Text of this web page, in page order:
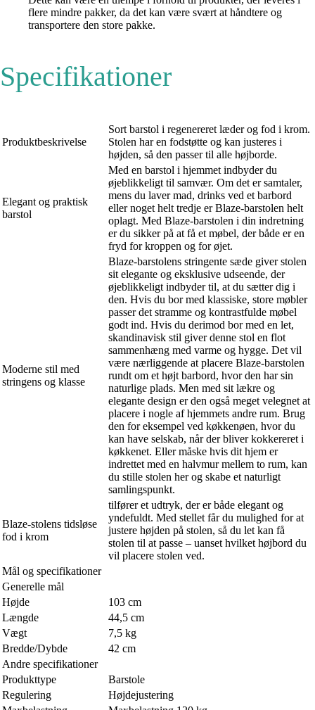
flere mindre pakker, da det kan være svært at håndtere og
transportere den store pakke.
Specifikationer
Produktbeskrivelse
Sort barstol i regenereret læder og fod i krom.
Stolen har en fodstøtte og kan justeres i
højden, så den passer til alle højborde.
Elegant og praktisk
barstol
Med en barstol i hjemmet indbyder du
øjeblikkeligt til samvær. Om det er samtaler,
mens du laver mad, drinks ved et barbord
eller noget helt tredje er Blaze-barstolen helt
oplagt. Med Blaze-barstolen i din indretning
er du sikker på at få et møbel, der både er en
fryd for kroppen og for øjet.
Moderne stil med
stringens og klasse
Blaze-barstolens stringente sæde giver stolen
sit elegante og eksklusive udseende, der
øjeblikkeligt indbyder til, at du sætter dig i
den. Hvis du bor med klassiske, store møbler
passer det stramme og kontrastfulde møbel
godt ind. Hvis du derimod bor med en let,
skandinavisk stil giver denne stol en flot
sammenhæng med varme og hygge. Det vil
være nærliggende at placere Blaze-barstolen
rundt om et højt barbord, hvor den har sin
naturlige plads. Men med sit lækre og
elegante design er den også meget velegnet at
placere i nogle af hjemmets andre rum. Brug
den for eksempel ved køkkenøen, hvor du
kan have selskab, når der bliver kokkereret i
køkkenet. Eller måske hvis dit hjem er
indrettet med en halvmur mellem to rum, kan
du stille stolen her og skabe et naturligt
samlingspunkt.
Blaze-stolens tidsløse
fod i krom
tilfører et udtryk, der er både elegant og
yndefuldt. Med stellet får du mulighed for at
justere højden på stolen, så du let kan få
stolen til at passe – uanset hvilket højbord du
vil placere stolen ved.
Mål og specifikationer
Generelle mål
Højde
103 cm
Længde
44,5 cm
Vægt
7,5 kg
Bredde/Dybde
42 cm
Andre specifikationer
Produkttype
Barstole
Regulering
Højdejustering